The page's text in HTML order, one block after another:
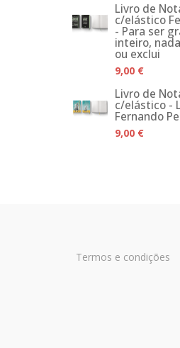
Livro de
c/elástico
- Para ser
inteiro,
ou exclui
9,00 €
Livro de
c/elástico -
Fernando
9,00 €
Termos e condições